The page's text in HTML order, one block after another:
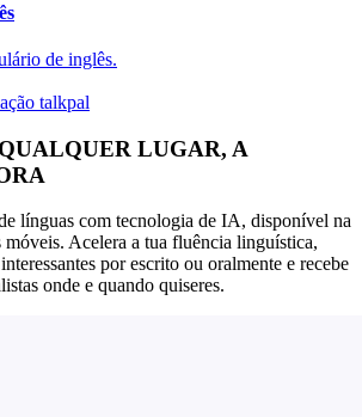
de inglês.
talkpal
LUGAR, A
línguas com tecnologia de IA, disponível na
móveis. Acelera a tua fluência linguística,
por escrito ou oralmente e recebe
onde e quando quiseres.